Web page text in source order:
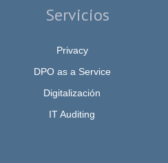
Servicios
Privacy
DPO as a Service
Digitalización
IT Auditing